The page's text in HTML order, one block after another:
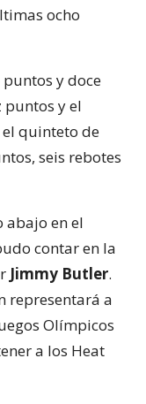
ocho
y doce
y el
quinteto de
seis rebotes
abajo en el
contar en la
Jimmy Butler.
representará a
Olímpicos
a los Heat